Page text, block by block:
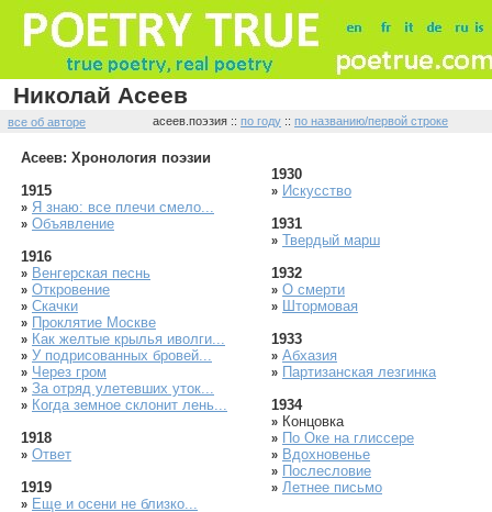
Николай Асеев
все об авторе асеев.поэзия :: по году :: по названию/первой строке
Асеев: Хронология поэзии
1915
» Я знаю: все плечи смело...
» Объявление
1916
» Венгерская песнь
» Откровение
» Скачки
» Проклятие Москве
» Как желтые крылья иволги...
» У подрисованных бровей...
» Через гром
» За отряд улетевших уток...
» Когда земное склонит лень...
1918
» Ответ
1919
» Еще и осени не близко...
1930
» Искусство
1931
» Твердый марш
1932
» О смерти
» Штормовая
1933
» Абхазия
» Партизанская лезгинка
1934
» Концовка
» По Оке на глиссере
» Вдохновенье
» Послесловие
» Летнее письмо